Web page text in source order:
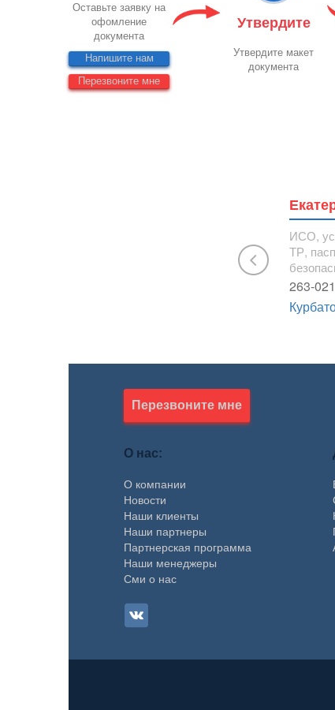
Оставьте заявку на
офомление
документа
Напишите нам
Перезвоните мне
Утвердите
Утвердите макет
документа
ИСО,
ТР,
263-
Перезвоните мне
О нас:
О компании
Новости
Наши клиенты
Наши партнеры
Партнерская программа
Наши менеджеры
Сми о нас